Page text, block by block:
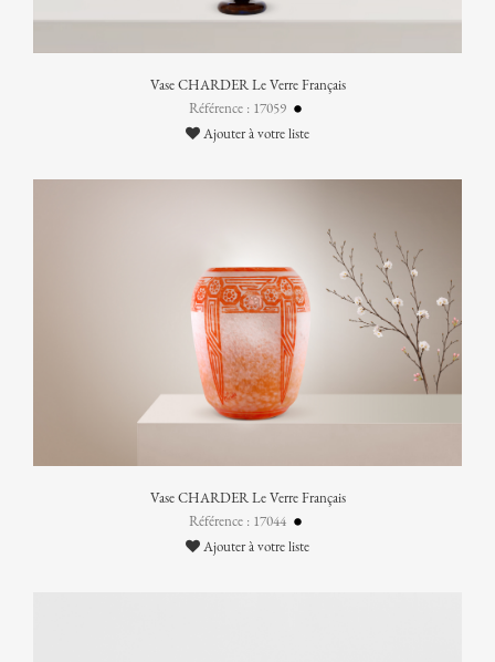
Vase CHARDER Le Verre Français
Référence : 17059
Ajouter à votre liste
Vase CHARDER Le Verre Français
Référence : 17044
Ajouter à votre liste